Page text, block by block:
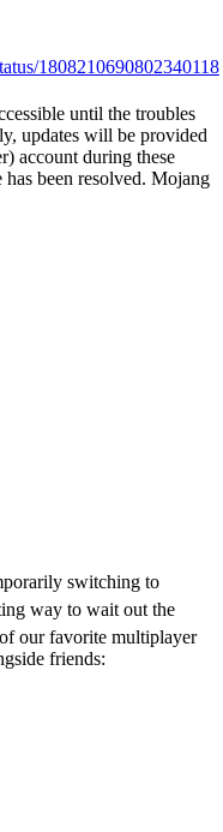
1808210690802340118
until the troubles
updates will be provided
account during these
been resolved. Mojang
switching to
way to wait out the
our favorite multiplayer
friends: